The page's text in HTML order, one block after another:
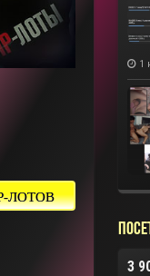
ЛОТОВ
1
3